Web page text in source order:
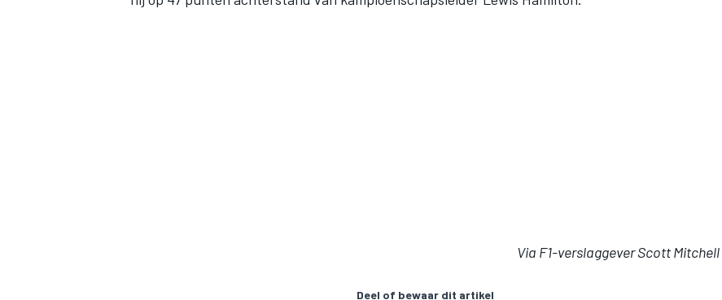
Via F1-verslaggever Scott Mitchell
Deel of bewaar dit artikel